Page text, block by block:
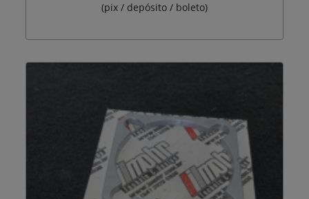
(pix / depósito / boleto)